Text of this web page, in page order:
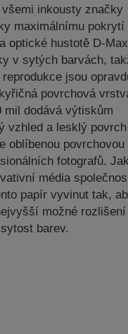
inkousty značky
maximálnímu pokrytí
optické hustotě D-Max
v sytých barvách,
jsou
povrchová
mil dodává výtiskům
vzhled a lesklý povrch
oblíbenou povrchovou
fotografů.
média
papír vyvinut tak,
možné
sytost barev.